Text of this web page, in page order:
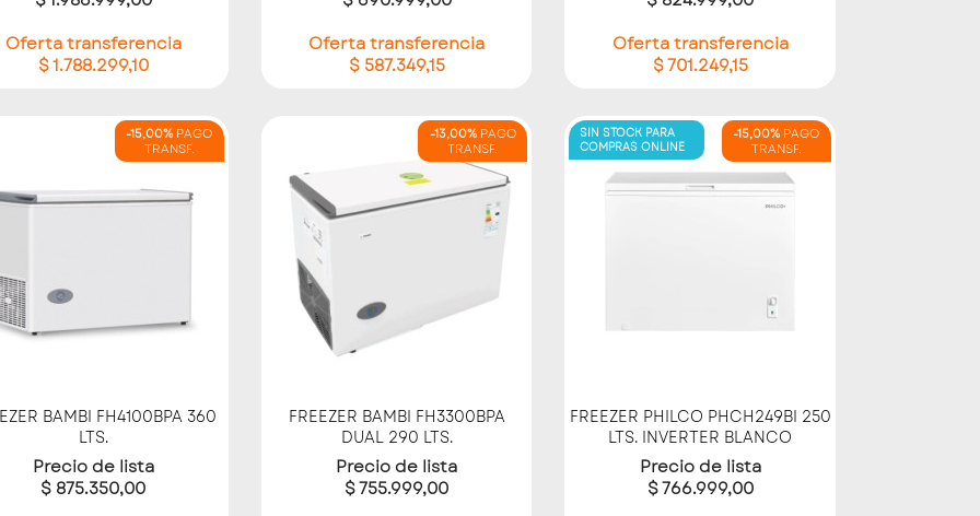
Oferta transferencia
$ 1.788.299,10
Oferta transferencia
$ 587.349,15
Oferta transferencia
$ 701.249,15
-15,00% PAGO
TRANSF.
Vista rápida
BAMBI FH4100BPA 360
LTS.
Precio de lista
$ 875.350,00
-13,00%PAGO
TRANSF.
Vista rápida
FREEZER BAMBI FH3300BPA
DUAL 290 LTS.
Precio de lista
$ 755.999,00
-15,00% PAGO
TRANSF.
Vista rápida
FREEZER PHILCO PHCH249BI 250
LTS. INVERTER BLANCO
Precio de lista
$ 766.999,00
SIN STOCK PARA
COMPRAS ONLINE